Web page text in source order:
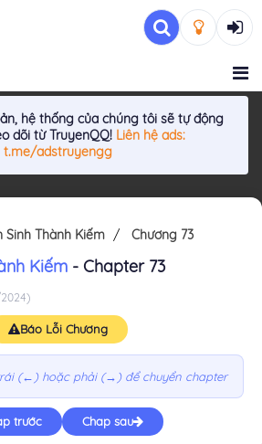
hệ thống của chúng tôi sẽ tự động
dõi từ TruyenQQ! Liên hệ ads:
t.me/adstruyengg
Sinh Thành Kiếm Chương 73
Kiếm - Chapter 73
Báo Lỗi Chương
(←) hoặc phải (→) để chuyển chapter
trước Chap sau